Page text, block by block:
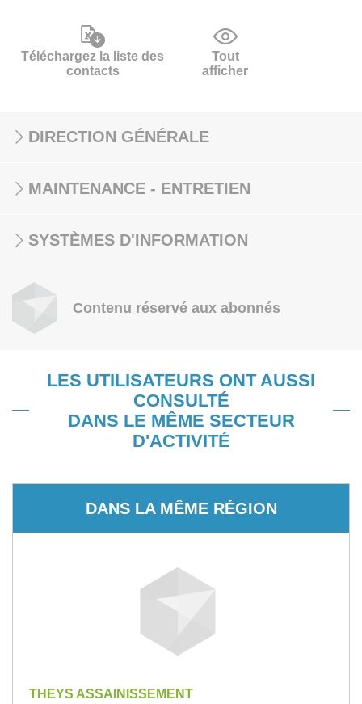
Téléchargez la liste des
contacts
Tout
afficher
DIRECTION GÉNÉRALE
MAINTENANCE - ENTRETIEN
SYSTÈMES D'INFORMATION
Contenu réservé aux abonnés
LES UTILISATEURS ONT AUSSI
CONSULTÉ
DANS LE MÊME SECTEUR
D'ACTIVITÉ
DANS LA MÊME RÉGION
THEYS ASSAINISSEMENT